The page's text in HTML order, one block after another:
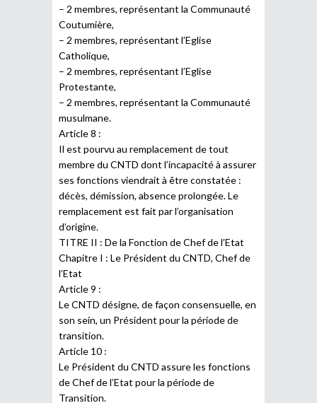
– 2 membres, représentant la Communauté
Coutumière,
– 2 membres, représentant l’Eglise
Catholique,
– 2 membres, représentant l’Eglise
Protestante,
– 2 membres, représentant la Communauté
musulmane.
Article 8 :
Il est pourvu au remplacement de tout
membre du CNTD dont l’incapacité à assurer
ses fonctions viendrait à être constatée :
décès, démission, absence prolongée. Le
remplacement est fait par l’organisation
d’origine.
TITRE II : De la Fonction de Chef de l’Etat
Chapitre I : Le Président du CNTD, Chef de
l’Etat
Article 9 :
Le CNTD désigne, de façon consensuelle, en
son sein, un Président pour la période de
transition.
Article 10 :
Le Président du CNTD assure les fonctions
de Chef de l’Etat pour la période de
Transition.